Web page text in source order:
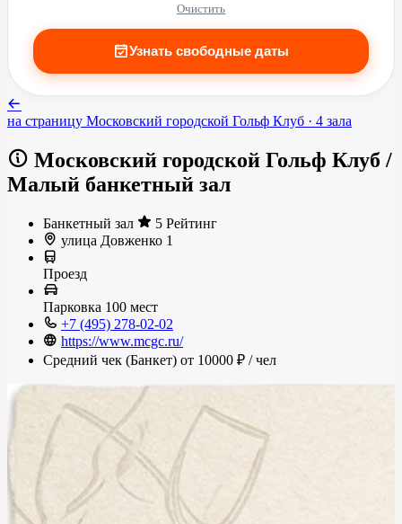
Очистить
Узнать свободные даты
на страницу Московский городской Гольф Клуб · 4 зала
Московский городской Гольф Клуб /
Малый банкетный зал
Банкетный зал
5 Рейтинг
улица Довженко 1
Проезд
Парковка 100 мест
+7 (495) 278-02-02
https://www.mcgc.ru/
Средний чек (Банкет) от 10000 ₽ / чел